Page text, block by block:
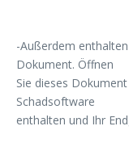
-Außerdem
Dokument. Öffnen
Sie dieses
Schadsoftware
enthalten und Ihr